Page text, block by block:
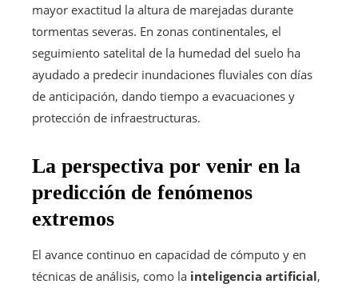
mayor exactitud la altura de marejadas durante
tormentas severas. En zonas continentales, el
seguimiento satelital de la humedad del suelo ha
ayudado a predecir inundaciones fluviales con días
de anticipación, dando tiempo a evacuaciones y
protección de infraestructuras.
La perspectiva por venir en la
predicción de fenómenos
extremos
El avance continuo en capacidad de cómputo y en
técnicas de análisis, como la inteligencia artificial,